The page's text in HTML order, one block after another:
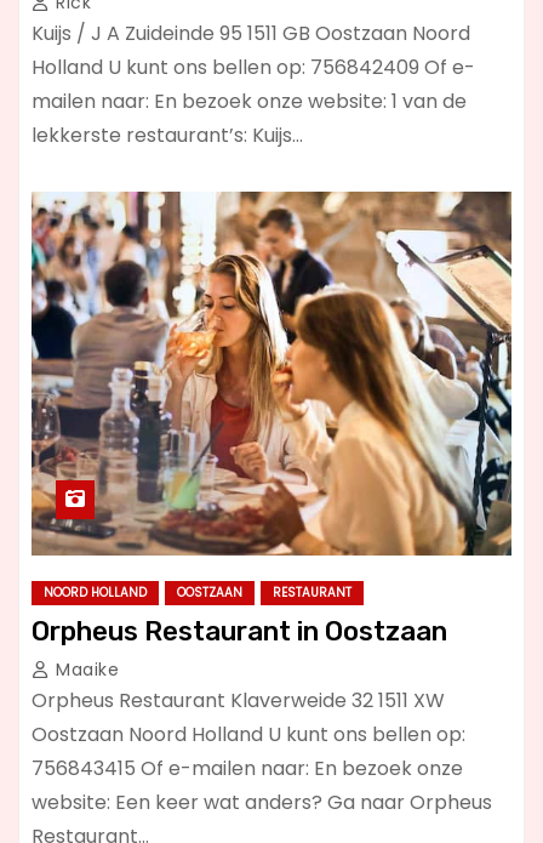
Kuijs / J A Zuideinde 95 1511 GB Oostzaan Noord
Holland U kunt ons bellen op: 756842409 Of e-
mailen naar: En bezoek onze website: 1 van de
lekkerste restaurant’s: Kuijs…
NOORD HOLLAND OOSTZAAN RESTAURANT
Orpheus Restaurant in Oostzaan
Maaike
Orpheus Restaurant Klaverweide 32 1511 XW
Oostzaan Noord Holland U kunt ons bellen op:
756843415 Of e-mailen naar: En bezoek onze
website: Een keer wat anders? Ga naar Orpheus
Restaurant…